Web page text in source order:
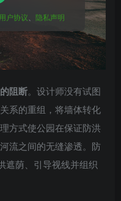
阻断。设计师没有试图
系的重组，将墙体转化
方式使公园在保证防洪
流之间的无缝渗透。防
遮荫、引导视线并组织
用户协议 隐私声明